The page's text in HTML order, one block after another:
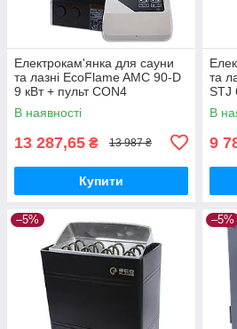
Електрокам'янка для сауни
та лазні EcoFlame AMC 90-D
9 кВт + пульт CON4
В наявності
13 287,65 ₴ 13 987 ₴
Купити
та
STJ
В
9
–5% –5%